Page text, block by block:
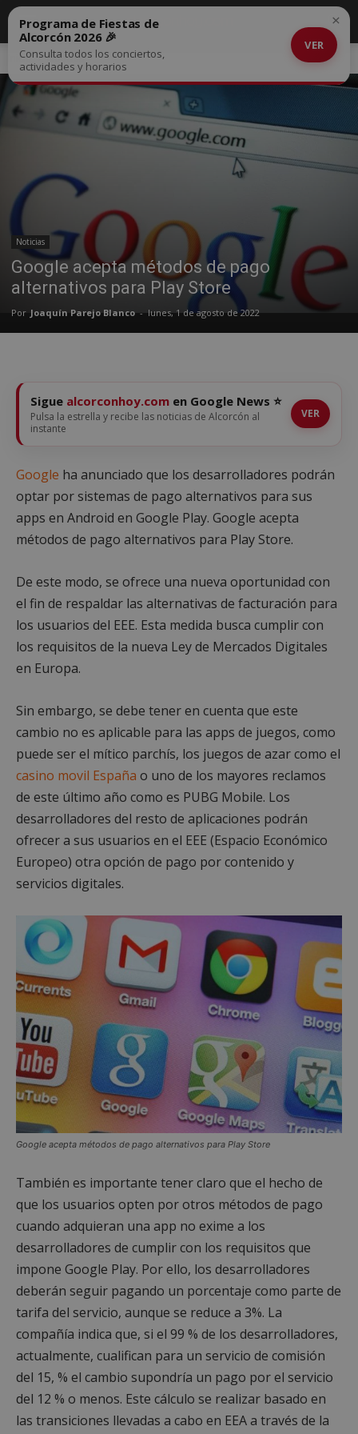
Inicio Noticias
Noticias
Google acepta métodos de pago
alternativos para Play Store
Por Joaquín Parejo Blanco - lunes, 1 de agosto de 2022
Programa de Fiestas de
Alcorcón 2026 🎉
Consulta todos los conciertos,
actividades y horarios
VER
×
Sigue alcorconhoy.com en Google News ⭐
Pulsa la estrella y recibe las noticias de Alcorcón al
instante
VER
Google ha anunciado que los desarrolladores podrán
optar por sistemas de pago alternativos para sus
apps en Android en Google Play. Google acepta
métodos de pago alternativos para Play Store.
De este modo, se ofrece una nueva oportunidad con
el fin de respaldar las alternativas de facturación para
los usuarios del EEE. Esta medida busca cumplir con
los requisitos de la nueva Ley de Mercados Digitales
en Europa.
Sin embargo, se debe tener en cuenta que este
cambio no es aplicable para las apps de juegos, como
puede ser el mítico parchís, los juegos de azar como el
casino movil España o uno de los mayores reclamos
de este último año como es PUBG Mobile. Los
desarrolladores del resto de aplicaciones podrán
ofrecer a sus usuarios en el EEE (Espacio Económico
Europeo) otra opción de pago por contenido y
servicios digitales.
Google acepta métodos de pago alternativos para Play Store
También es importante tener claro que el hecho de
que los usuarios opten por otros métodos de pago
cuando adquieran una app no exime a los
desarrolladores de cumplir con los requisitos que
impone Google Play. Por ello, los desarrolladores
deberán seguir pagando un porcentaje como parte de
tarifa del servicio, aunque se reduce a 3%. La
compañía indica que, si el 99 % de los desarrolladores,
actualmente, cualifican para un servicio de comisión
del 15, % el cambio supondría un pago por el servicio
del 12 % o menos. Este cálculo se realizar basado en
las transiciones llevadas a cabo en EEA a través de la